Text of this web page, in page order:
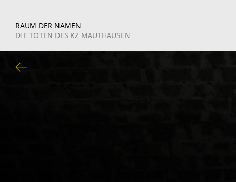
RAUM DER NAMEN
DIE TOTEN DES KZ MAUTHAUSEN